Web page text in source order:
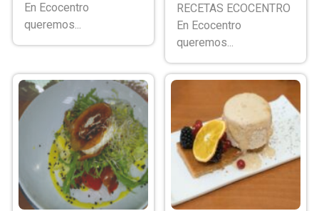
En Ecocentro
queremos...
RECETAS ECOCENTRO
En Ecocentro
queremos...